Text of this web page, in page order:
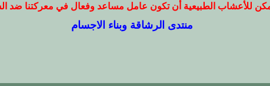
للأعشاب الطبيعية أن تكون عامل مساعد وفعال في معركتنا ضد
منتدى الرشاقة وبناء الاجسام